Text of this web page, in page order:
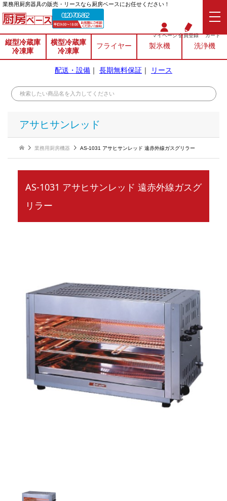
業務⽤厨房器具の販売・リースなら厨房ベースにお任せください！
0120-706-862
マイページ会員登録 カート
縦型冷蔵庫
冷凍庫
横型冷蔵庫
冷凍庫
フライヤー 製氷機 洗浄機
配送・設備 ｜ 長期無料保証 ｜ リース
アサヒサンレッド
業務用厨房機器 AS-1031 アサヒサンレッド 遠赤外線ガスグリラー
AS-1031 アサヒサンレッド 遠赤外線ガスグ
リラー